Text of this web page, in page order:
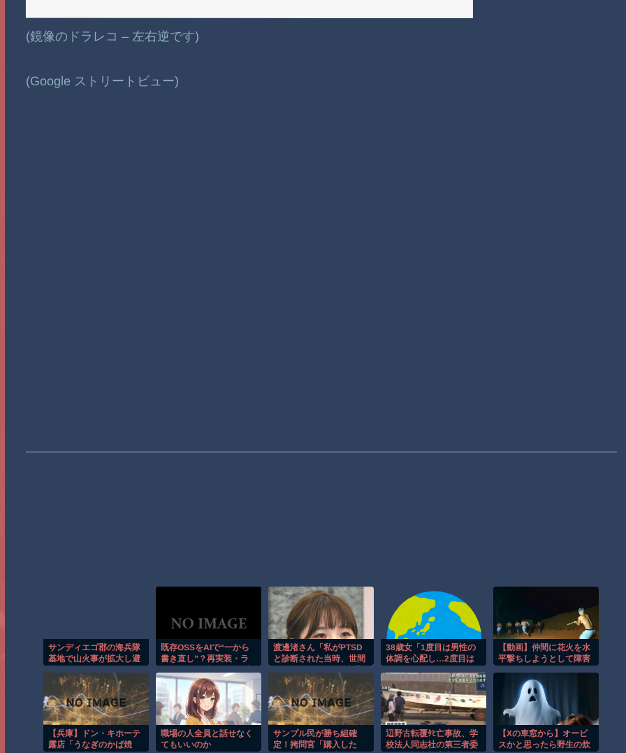
(鏡像のドラレコ – 左右逆です)
(Google ストリートビュー)
サンディエゴ郡の海兵隊
基地で山火事が拡大し避
既存OSSをAIで“一から
書き直し”？再実装・ラ
と分断
渡邊渚さん「私がPTSD
と診断された当時、世間
は浸透されていませんで
した」
38歳女「1度目は男性の
体調を心配し…2度目は
36歳男性にストーカー
【動画】仲間に花火を水
平撃ちしようとして障害
【兵庫】ドン・キホーテ
露店「うなぎのかば焼
職場の人全員と話せなく
てもいいのか
サンプル民が勝ち組確
定！拷問官「購入した
辺野古転覆ﾀﾋ亡事故、学
校法人同志社の第三者委
【Xの車窓から】オービ
スかと思ったら野生の炊